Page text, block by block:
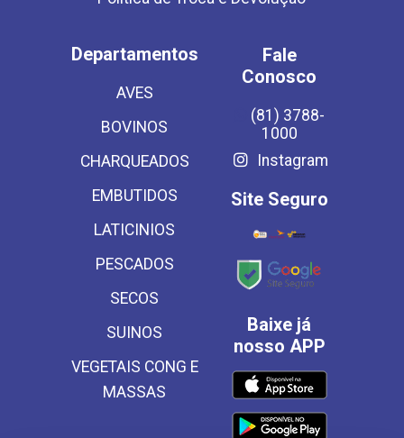
Departamentos
AVES
BOVINOS
CHARQUEADOS
EMBUTIDOS
LATICINIOS
PESCADOS
SECOS
SUINOS
VEGETAIS CONG E
MASSAS
Fale
Conosco
(81) 3788-
1000
Instagram
Site Seguro
Baixe já
nosso APP